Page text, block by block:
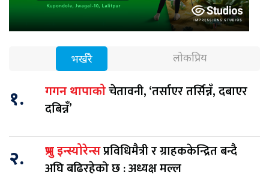
भर्खरै लोकप्रिय
१. गगन थापाकोचेतावनी, ‘तर्साएर तर्सिन्नँ, दबाएर
दबिन्नँ’
२. प्रभु इन्स्योरेन्सप्रविधिमैत्री र ग्राहककेन्द्रित बन्दै
अघि बढिरहेको छ : अध्यक्ष मल्ल